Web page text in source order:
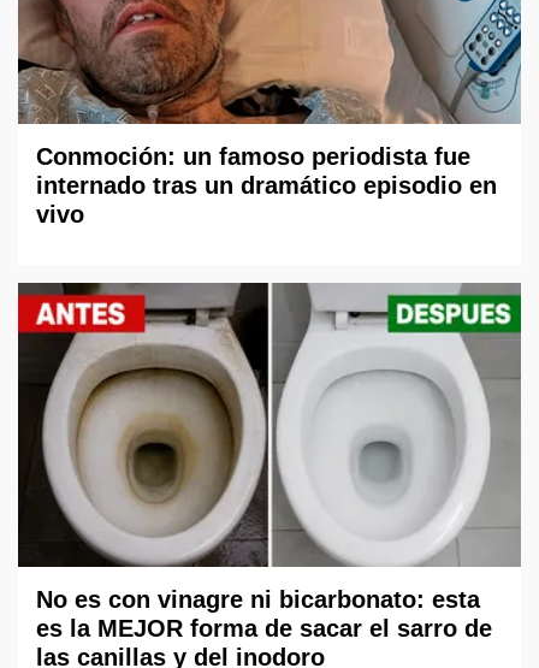
Conmoción: un famoso periodista fue
internado tras un dramático episodio en
vivo
No es con vinagre ni bicarbonato: esta
es la MEJOR forma de sacar el sarro de
las canillas y del inodoro